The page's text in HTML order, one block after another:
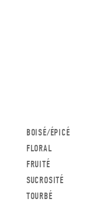
BOISÉ/ÉPICÉ
FLORAL
FRUITÉ
SUCROSITÉ
TOURBÉ